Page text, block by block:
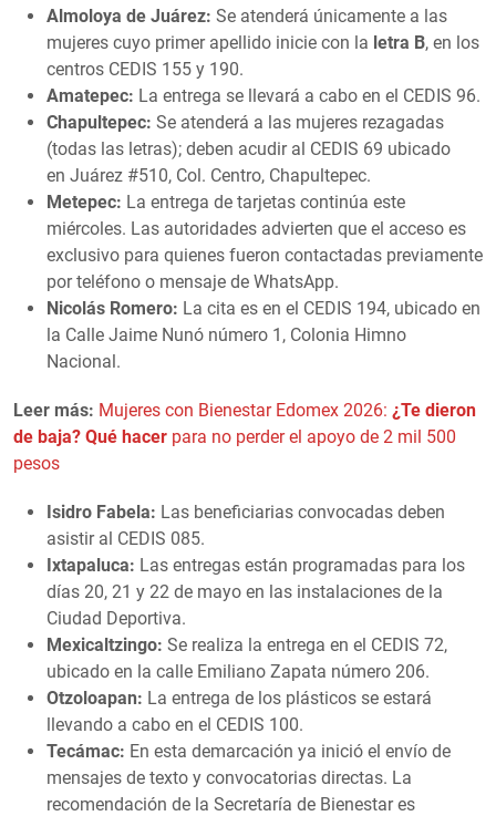
Almoloya de Juárez: Se atenderá únicamente a las
mujeres cuyo primer apellido inicie con la letra B, en los
centros CEDIS 155 y 190.
Amatepec: La entrega se llevará a cabo en el CEDIS 96.
Chapultepec: Se atenderá a las mujeres rezagadas
(todas las letras); deben acudir al CEDIS 69 ubicado
en Juárez #510, Col. Centro, Chapultepec.
Metepec: La entrega de tarjetas continúa este
miércoles. Las autoridades advierten que el acceso es
exclusivo para quienes fueron contactadas previamente
por teléfono o mensaje de WhatsApp.
Nicolás Romero: La cita es en el CEDIS 194, ubicado en
la Calle Jaime Nunó número 1, Colonia Himno
Nacional.
Leer más: Mujeres con Bienestar Edomex 2026: ¿Te dieron
de baja? Qué hacer para no perder el apoyo de 2 mil 500
pesos
Isidro Fabela: Las beneficiarias convocadas deben
asistir al CEDIS 085.
Ixtapaluca: Las entregas están programadas para los
días 20, 21 y 22 de mayo en las instalaciones de la
Ciudad Deportiva.
Mexicaltzingo: Se realiza la entrega en el CEDIS 72,
ubicado en la calle Emiliano Zapata número 206.
Otzoloapan: La entrega de los plásticos se estará
llevando a cabo en el CEDIS 100.
Tecámac: En esta demarcación ya inició el envío de
mensajes de texto y convocatorias directas. La
recomendación de la Secretaría de Bienestar es